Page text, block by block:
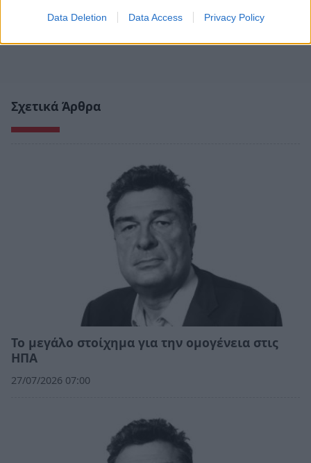
Data Deletion Data Access Privacy Policy
Σχετικά Άρθρα
Το μεγάλο στοίχημα για την ομογένεια στις
ΗΠΑ
27/07/2026 07:00